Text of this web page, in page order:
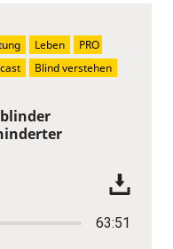
63:51
Leben
PRO
Blind verstehen